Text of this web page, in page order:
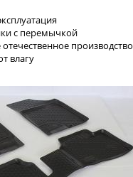
с перемычкой
производство
влагу